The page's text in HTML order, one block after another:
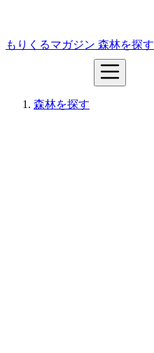
もりくるマガジン 森林を探す
森林を探す